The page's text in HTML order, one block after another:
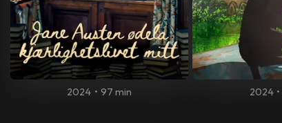
2024 • 97 min 2024 •